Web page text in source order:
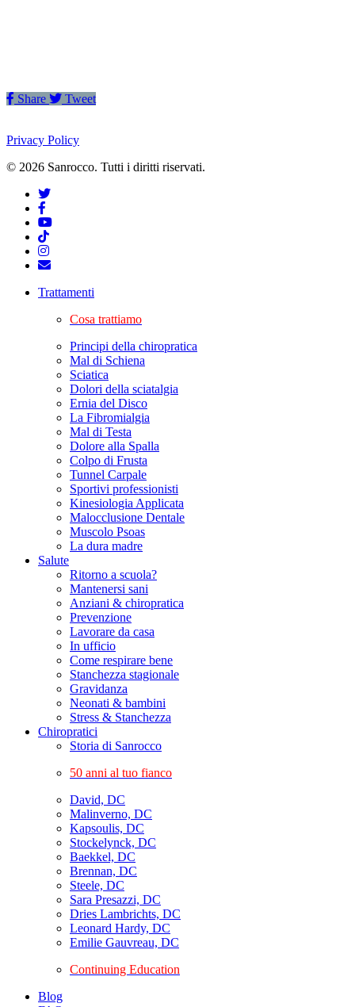
Share Tweet
Privacy Policy
© 2026 Sanrocco. Tutti i diritti riservati.
Trattamenti
Cosa trattiamo
Principi della chiropratica
Mal di Schiena
Sciatica
Dolori della sciatalgia
Ernia del Disco
La Fibromialgia
Mal di Testa
Dolore alla Spalla
Colpo di Frusta
Tunnel Carpale
Sportivi professionisti
Kinesiologia Applicata
Malocclusione Dentale
Muscolo Psoas
La dura madre
Salute
Ritorno a scuola?
Mantenersi sani
Anziani & chiropratica
Prevenzione
Lavorare da casa
In ufficio
Come respirare bene
Stanchezza stagionale
Gravidanza
Neonati & bambini
Stress & Stanchezza
Chiropratici
Storia di Sanrocco
50 anni al tuo fianco
David, DC
Malinverno, DC
Kapsoulis, DC
Stockelynck, DC
Baekkel, DC
Brennan, DC
Steele, DC
Sara Presazzi, DC
Dries Lambrichts, DC
Leonard Hardy, DC
Emilie Gauvreau, DC
Continuing Education
Blog